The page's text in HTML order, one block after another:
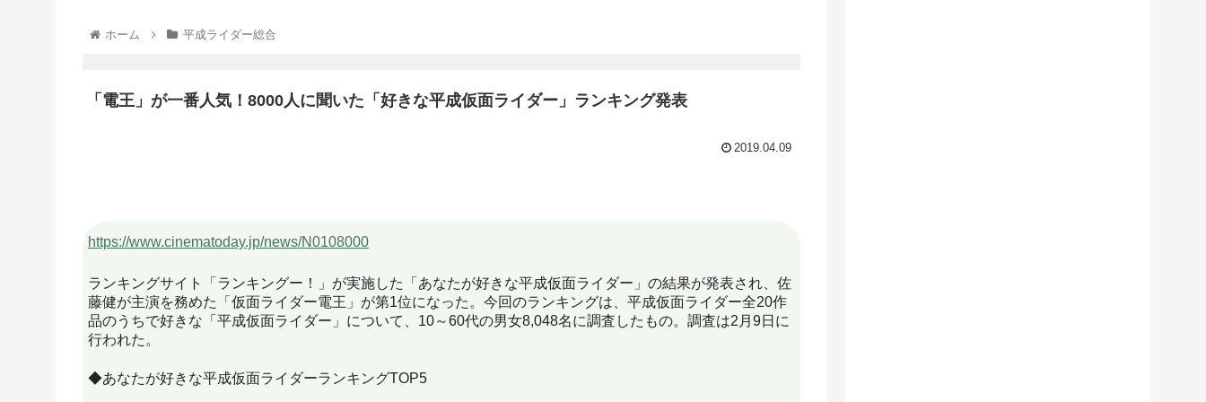
ホーム 平成ライダー総合
「電王」が一番人気！8000人に聞いた「好きな平成仮面ライダー」ランキング発表
2019.04.09
https://www.cinematoday.jp/news/N0108000
ランキングサイト「ランキングー！」が実施した「あなたが好きな平成仮面ライダー」の結果が発表され、佐
藤健が主演を務めた「仮面ライダー電王」が第1位になった。今回のランキングは、平成仮面ライダー全20作
品のうちで好きな「平成仮面ライダー」について、10～60代の男女8,048名に調査したもの。調査は2月9日に
行われた。
◆あなたが好きな平成仮面ライダーランキングTOP5